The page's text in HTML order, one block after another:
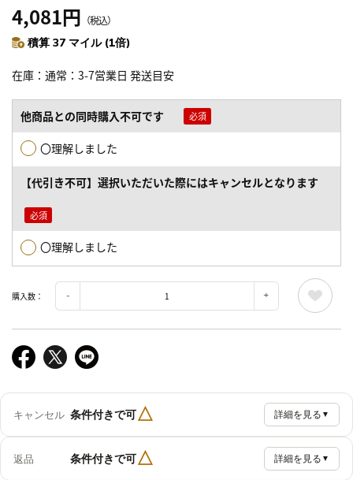
4,081円 （税込）
積算 37 マイル (1倍)
在庫 通常：3-7営業日 発送目安
他商品との同時購入不可です
〇理解しました
【代引き不可】選択いただいた際にはキャンセルとなります
〇理解しました
購入数：
キャンセル 条件付きで可△ 詳細を見る ▼
返品 条件付きで可△ 詳細を見る ▼